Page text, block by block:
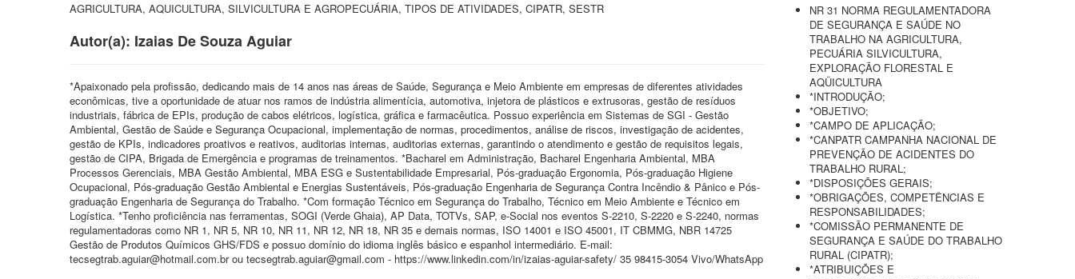
AGRICULTURA, AQUICULTURA, SILVICULTURA E AGROPECUÁRIA, TIPOS DE ATIVIDADES, CIPATR, SESTR
Autor(a): Izaias De Souza Aguiar
*Apaixonado pela profissão, dedicando mais de 14 anos nas áreas de Saúde, Segurança e Meio Ambiente em empresas de diferentes atividades
econômicas, tive a oportunidade de atuar nos ramos de indústria alimentícia, automotiva, injetora de plásticos e extrusoras, gestão de resíduos
industriais, fábrica de EPIs, produção de cabos elétricos, logística, gráfica e farmacêutica. Possuo experiência em Sistemas de SGI - Gestão
Ambiental, Gestão de Saúde e Segurança Ocupacional, implementação de normas, procedimentos, análise de riscos, investigação de acidentes,
gestão de KPIs, indicadores proativos e reativos, auditorias internas, auditorias externas, garantindo o atendimento e gestão de requisitos legais,
gestão de CIPA, Brigada de Emergência e programas de treinamentos. *Bacharel em Administração, Bacharel Engenharia Ambiental, MBA
Processos Gerenciais, MBA Gestão Ambiental, MBA ESG e Sustentabilidade Empresarial, Pós-graduação Ergonomia, Pós-graduação Higiene
Ocupacional, Pós-graduação Gestão Ambiental e Energias Sustentáveis, Pós-graduação Engenharia de Segurança Contra Incêndio & Pânico e Pós-
graduação Engenharia de Segurança do Trabalho. *Com formação Técnico em Segurança do Trabalho, Técnico em Meio Ambiente e Técnico em
Logística. *Tenho proficiência nas ferramentas, SOGI (Verde Ghaia), AP Data, TOTVs, SAP, e-Social nos eventos S-2210, S-2220 e S-2240, normas
regulamentadoras como NR 1, NR 5, NR 10, NR 11, NR 12, NR 18, NR 35 e demais normas, ISO 14001 e ISO 45001, IT CBMMG, NBR 14725
Gestão de Produtos Químicos GHS/FDS e possuo domínio do idioma inglês básico e espanhol intermediário. E-mail:
tecsegtrab.aguiar@hotmail.com.br ou tecsegtrab.aguiar@gmail.com - https://www.linkedin.com/in/izaias-aguiar-safety/ 35 98415-3054 Vivo/WhatsApp
NR 31 NORMA REGULAMENTADORA
DE SEGURANÇA E SAÚDE NO
TRABALHO NA AGRICULTURA,
PECUÁRIA SILVICULTURA,
EXPLORAÇÃO FLORESTAL E
AQÜICULTURA
*INTRODUÇÃO;
*OBJETIVO;
*CAMPO DE APLICAÇÃO;
*CANPATR CAMPANHA NACIONAL DE
PREVENÇÃO DE ACIDENTES DO
TRABALHO RURAL;
*DISPOSIÇÕES GERAIS;
*OBRIGAÇÕES, COMPETÊNCIAS E
RESPONSABILIDADES;
*COMISSÃO PERMANENTE DE
SEGURANÇA E SAÚDE DO TRABALHO
RURAL (CIPATR);
*ATRIBUIÇÕES E